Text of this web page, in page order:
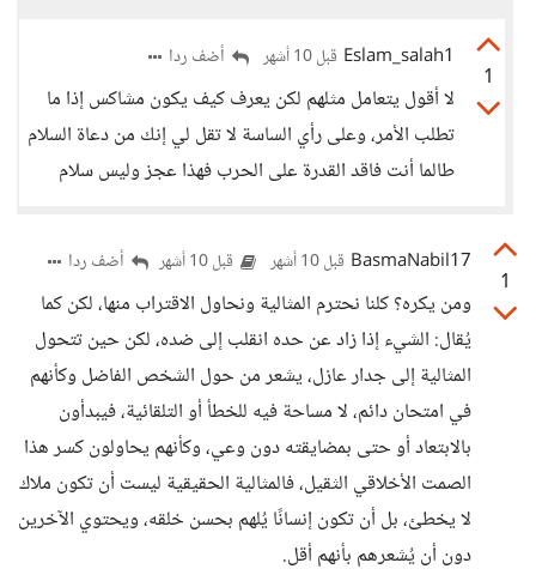
1
Eslam_salah1 قبل 10 أشهر أضف ردا
لا أقول يتعامل مثلهم لكن يعرف كيف يكون مشاكس إذا ما
تطلب الأمر، وعلى رأي الساسة لا تقل لي إنك من دعاة السلام
طالما أنت فاقد القدرة على الحرب فهذا عجز وليس سلام
1
BasmaNabil17 قبل 10 أشهر قبل 10 أشهر أضف ردا
ومن يكره؟ كلنا نحترم المثالية ونحاول الاقتراب منها، لكن كما
يُقال: الشيء إذا زاد عن حده انقلب إلى ضده، لكن حين تتحول
المثالية إلى جدار عازل، يشعر من حول الشخص الفاضل وكأنهم
في امتحان دائم، لا مساحة فيه للخطأ أو التلقائية، فيبدأون
بالابتعاد أو حتى بمضايقته دون وعي، وكأنهم يحاولون كسر هذا
الصمت الأخلاقي الثقيل، فالمثالية الحقيقية ليست أن تكون ملاك
لا يخطئ، بل أن تكون إنسانًا يُلهم بحسن خلقه، ويحتوي الآخرين
دون أن يُشعرهم بأنهم أقل.